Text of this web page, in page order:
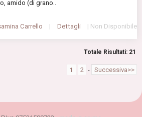
amido (di grano..
Carrello | Dettagli | Non Disponibile
Totale Risultati: 21
1 2 - Successiva>>